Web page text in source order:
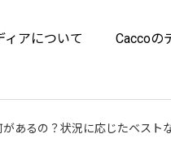
ィアについて Caccoの
あるの？状況に応じたベスト